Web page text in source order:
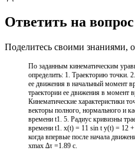
Ответить на вопрос
Поделитесь своими знаниями,
По заданным кинематическим
определить: 1. Траекторию точки.
ее движения в начальный момент
траектории ее движения в момент
Кинематические характеристики
векторы полного, нормального и
времени t1. 5. Радиус кривизны
времени t1. x(t) = 11 sin t y(t) = 12
когда впервые после начала
xmax ∆τ =1.89 с.